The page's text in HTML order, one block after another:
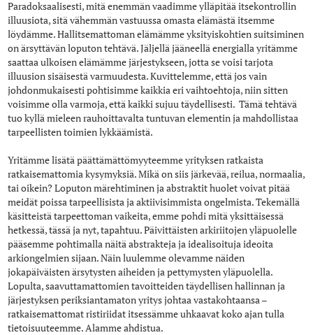
Paradoksaalisesti, mitä enemmän vaadimme ylläpitää itsekontrollin
illuusiota, sitä vähemmän vastuussa omasta elämästä itsemme
löydämme. Hallitsemattoman elämämme yksityiskohtien suitsiminen
on ärsyttävän loputon tehtävä. Jäljellä jääneellä energialla yritämme
saattaa ulkoisen elämämme järjestykseen, jotta se voisi tarjota
illuusion sisäisestä varmuudesta. Kuvittelemme, että jos vain
johdonmukaisesti pohtisimme kaikkia eri vaihtoehtoja, niin sitten
voisimme olla varmoja, että kaikki sujuu täydellisesti. Tämä tehtävä
tuo kyllä mieleen rauhoittavalta tuntuvan elementin ja mahdollistaa
tarpeellisten toimien lykkäämistä.
Yritämme lisätä päättämättömyyteemme yrityksen ratkaista
ratkaisemattomia kysymyksiä. Mikä on siis järkevää, reilua, normaalia,
tai oikein? Loputon märehtiminen ja abstraktit huolet voivat pitää
meidät poissa tarpeellisista ja aktiivisimmista ongelmista. Tekemällä
käsitteistä tarpeettoman vaikeita, emme pohdi mitä yksittäisessä
hetkessä, tässä ja nyt, tapahtuu. Päivittäisten arkiriitojen yläpuolelle
pääsemme pohtimalla näitä abstrakteja ja idealisoituja ideoita
arkiongelmien sijaan. Näin luulemme olevamme näiden
jokapäiväisten ärsytysten aiheiden ja pettymysten yläpuolella.
Lopulta, saavuttamattomien tavoitteiden täydellisen hallinnan ja
järjestyksen periksiantamaton yritys johtaa vastakohtaansa –
ratkaisemattomat ristiriidat itsessämme uhkaavat koko ajan tulla
tietoisuuteemme. Alamme ahdistua.